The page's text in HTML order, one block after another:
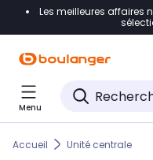
Accéder directement
Accéder directement
Accéder directement
Les meilleures affaires
Menu
Accueil Unité centrale